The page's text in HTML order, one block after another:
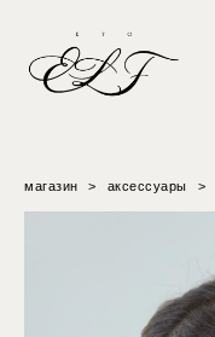
магазин > аксессуары >